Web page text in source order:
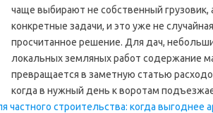
чаще выбирают не собственный грузовик,
конкретные задачи, и это уже не
просчитанное решение. Для дач,
локальных земляных работ содержание
превращается в заметную статью
когда в нужный день к воротам
частного строительства: когда выгоднее